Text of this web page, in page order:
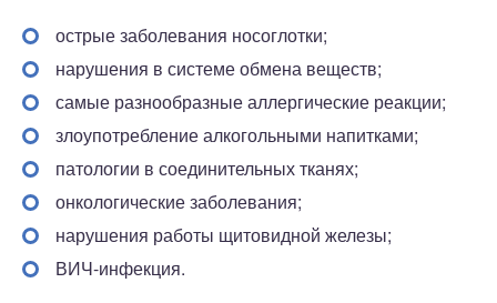
острые заболевания носоглотки;
нарушения в системе обмена веществ;
самые разнообразные аллергические реакции;
злоупотребление алкогольными напитками;
патологии в соединительных тканях;
онкологические заболевания;
нарушения работы щитовидной железы;
ВИЧ-инфекция.